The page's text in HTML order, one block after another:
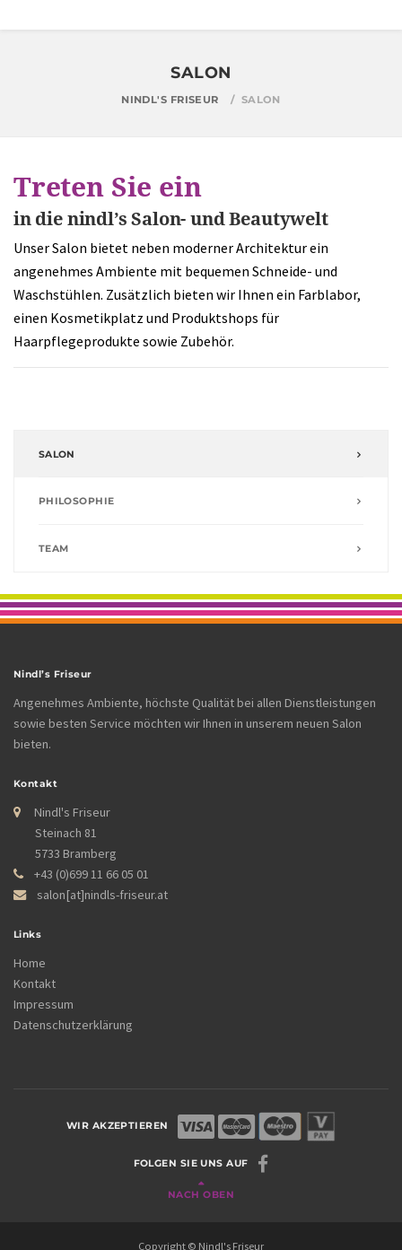
SALON
NINDL'S FRISEUR SALON
Treten Sie ein
in die nindl’s Salon- und Beautywelt
Unser Salon bietet neben moderner Architektur ein
angenehmes Ambiente mit bequemen Schneide- und
Waschstühlen. Zusätzlich bieten wir Ihnen ein Farblabor,
einen Kosmetikplatz und Produktshops für
Haarpflegeprodukte sowie Zubehör.
SALON
PHILOSOPHIE
TEAM
Nindl’s Friseur
Angenehmes Ambiente, höchste Qualität bei allen Dienstleistungen
sowie besten Service möchten wir Ihnen in unserem neuen Salon
bieten.
Kontakt
Nindl's Friseur
Steinach 81
5733 Bramberg
+43 (0)699 11 66 05 01
salon[at]nindls-friseur.at
Links
Home
Kontakt
Impressum
Datenschutzerklärung
WIR AKZEPTIEREN
NACH OBEN
FOLGEN SIE UNS AUF
Copyright © Nindl's Friseur